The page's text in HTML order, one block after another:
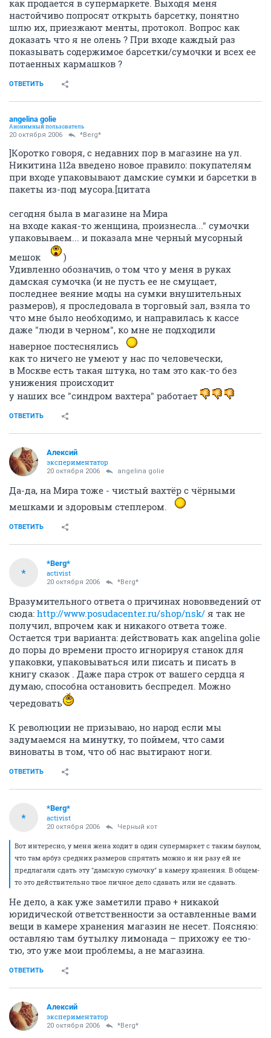
как продается в супермаркете. Выходя меня
настойчиво попросят открыть барсетку, понятно
шлю их, приезжают менты, протокол. Вопрос как
доказать что я не олень ? При входе каждый раз
показывать содержимое барсетки/сумочки и всех ее
потаенных кармашков ?
ОТВЕТИТЬ
angelina golie
Анонимный пользователь
20 октября 2006 *Berg*
]Коротко говоря, с недавних пор в магазине на ул.
Никитина 112а введено новое правило: покупателям
при входе упаковывают дамские сумки и барсетки в
пакеты из-под мусора.[цитата
сегодня была в магазине на Мира
на входе какая-то женщина, произнесла..." сумочки
упаковываем... и показала мне черный мусорный
мешок
)
Удивленно обозначив, о том что у меня в руках
дамская сумочка (и не пусть ее не смущает,
последнее веяние моды на сумки внушительных
размеров), я проследовала в торговый зал, взяла то
что мне было необходимо, и направилась к кассе
даже "люди в черном", ко мне не подходили
наверное постеснялись
как то ничего не умеют у нас по человечески,
в Москве есть такая штука, но там это как-то без
унижения происходит
у наших все "синдром вахтера" работает
ОТВЕТИТЬ
Алексий
экспериментатор
20 октября 2006 angelina golie
Да-да, на Мира тоже - чистый вахтёр с чёрными
мешками и здоровым степлером.
ОТВЕТИТЬ
*
*Berg*
activist
20 октября 2006 *Berg*
Вразумительного ответа о причинах нововведений от
сюда: http://www.posudacenter.ru/shop/nsk/ я так не
получил, впрочем как и никакого ответа тоже.
Остается три варианта: действовать как angelina golie
до поры до времени просто игнорируя станок для
упаковки, упаковываться или писать и писать в
книгу сказок . Даже пара строк от вашего сердца я
думаю, способна остановить беспредел. Можно
чередовать
К революции не призываю, но народ если мы
задумаемся на минутку, то поймем, что сами
виноваты в том, что об нас вытирают ноги.
ОТВЕТИТЬ
*
*Berg*
activist
20 октября 2006 Черный кот
Вот интересно, у меня жена ходит в один супермаркет с таким баулом,
что там арбуз средних размеров спрятать можно и ни разу ей не
предлагали сдать эту "дамскую сумочку" в камеру хранения. В общем-
то это действительно твое личное дело сдавать или не сдавать.
Не дело, а как уже заметили право + никакой
юридической ответственности за оставленные вами
вещи в камере хранения магазин не несет. Поясняю:
оставляю там бутылку лимонада – прихожу ее тю-
тю, это уже мои проблемы, а не магазина.
ОТВЕТИТЬ
Алексий
экспериментатор
20 октября 2006 *Berg*